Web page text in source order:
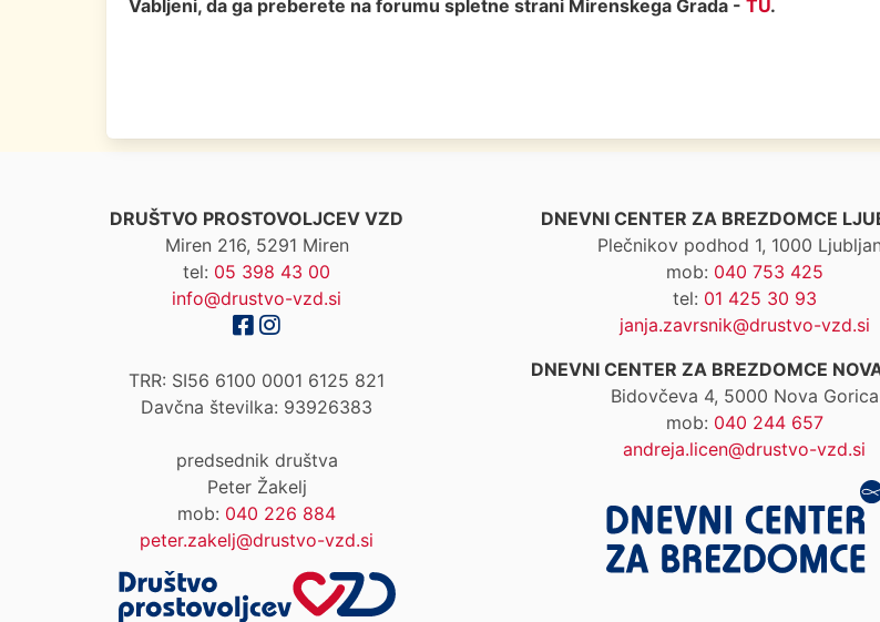
Vabljeni, da ga preberete na forumu spletne strani Mirenskega Grada - TU.
DRUŠTVO PROSTOVOLJCEV VZD
Miren 216, 5291 Miren
tel: 05 398 43 00
info@drustvo-vzd.si
TRR: SI56 6100 0001 6125 821
Davčna številka: 93926383
predsednik društva
Peter Žakelj
mob: 040 226 884
peter.zakelj@drustvo-vzd.si
DNEVNI CENTER ZA BREZDOMCE
Plečnikov podhod 1, 1000
mob: 040 753 425
tel: 01 425 30 93
janja.zavrsnik@drustvo-vzd.si
DNEVNI CENTER ZA BREZDOMCE
Bidovčeva 4, 5000 Nova Gorica
mob: 040 244 657
andreja.licen@drustvo-vzd.si